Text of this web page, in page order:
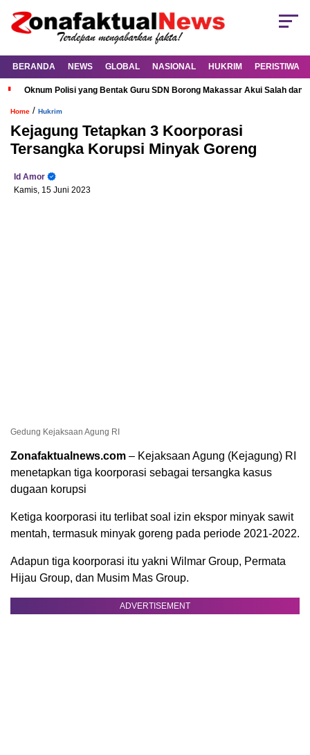
BERANDA NEWS GLOBAL NASIONAL HUKRIM PERISTIWA
Oknum Polisi yang Bentak Guru SDN Borong Makassar Akui Salah dan
Home / Hukrim
Kejagung Tetapkan 3 Koorporasi
Tersangka Korupsi Minyak Goreng
Id Amor
Kamis, 15 Juni 2023
Gedung Kejaksaan Agung RI
Zonafaktualnews.com – Kejaksaan Agung (Kejagung) RI
menetapkan tiga koorporasi sebagai tersangka kasus
dugaan korupsi
Ketiga koorporasi itu terlibat soal izin ekspor minyak sawit
mentah, termasuk minyak goreng pada periode 2021-2022.
Adapun tiga koorporasi itu yakni Wilmar Group, Permata
Hijau Group, dan Musim Mas Group.
ADVERTISEMENT